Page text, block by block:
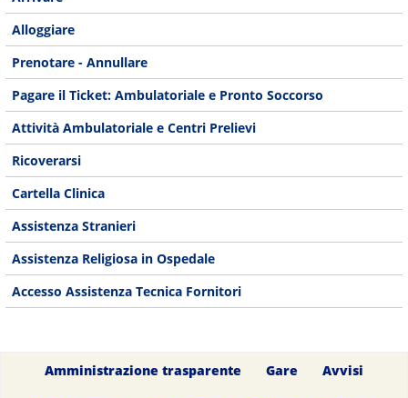
Alloggiare
Prenotare - Annullare
Pagare il Ticket: Ambulatoriale e Pronto Soccorso
Attività Ambulatoriale e Centri Prelievi
Ricoverarsi
Cartella Clinica
Assistenza Stranieri
Assistenza Religiosa in Ospedale
Accesso Assistenza Tecnica Fornitori
Amministrazione trasparente Gare Avvisi